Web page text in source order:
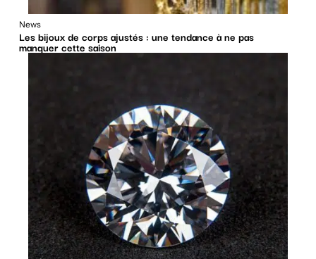
News
Les bijoux de corps ajustés : une tendance à ne pas
manquer cette saison